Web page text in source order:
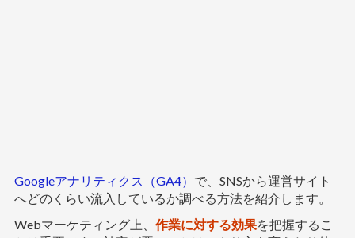
Googleアナリティクス（GA4） で、SNSから運営サイト
へどのくらい流入しているか調べる方法を紹介します。
Webマーケティング上、 作業に対する効果を把握するこ